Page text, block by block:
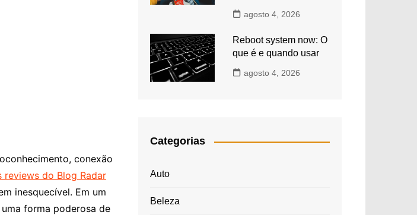
conexão
reviews do Blog Radar
inesquecível. Em um
forma poderosa de
agosto 4, 2026
Reboot system now: O
que é e quando usar
agosto 4, 2026
Categorias
Auto
Beleza